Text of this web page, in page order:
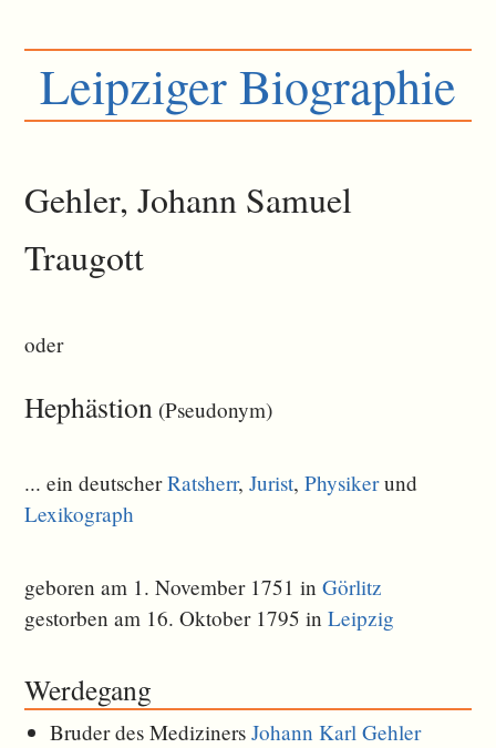
Leipziger Biographie
Gehler, Johann Samuel
Traugott
oder
Hephästion (Pseudonym)
... ein deutscherRatsherr,Jurist,Physikerund
Lexikograph
geboren am 1. November 1751 inGörlitz
gestorben am 16. Oktober 1795 inLeipzig
Werdegang
Bruder des MedizinersJohann Karl Gehler